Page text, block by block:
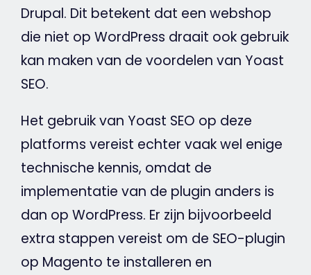
Drupal. Dit betekent dat een webshop
die niet op WordPress draait ook gebruik
kan maken van de voordelen van Yoast
SEO.
Het gebruik van Yoast SEO op deze
platforms vereist echter vaak wel enige
technische kennis, omdat de
implementatie van de plugin anders is
dan op WordPress. Er zijn bijvoorbeeld
extra stappen vereist om de SEO-plugin
op Magento te installeren en